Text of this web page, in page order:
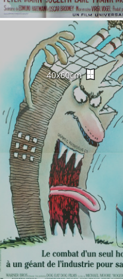
40x60cm